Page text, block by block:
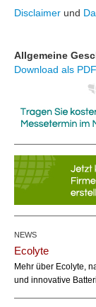
Disclaimer und
Allgemeine
Download als PDF
NEWS
Ecolyte
Mehr über Ecolyte,
und innovative